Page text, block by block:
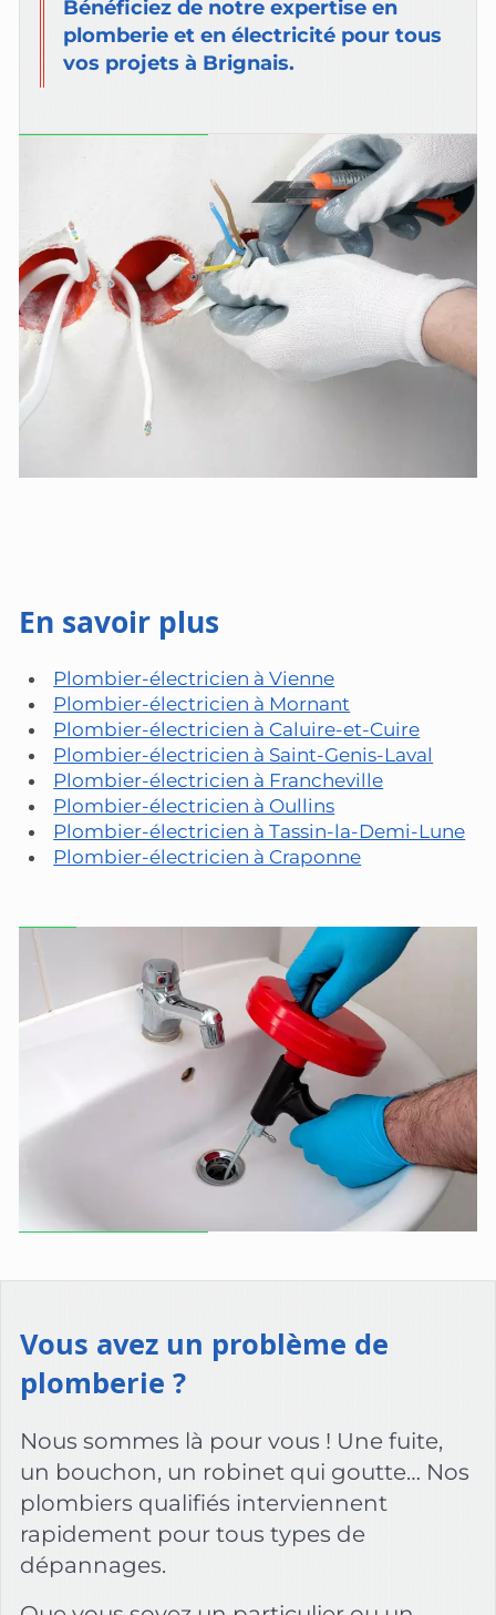
Bénéficiez de notre expertise en
plomberie et en électricité pour tous
vos projets à Brignais.
En savoir plus
Plombier-électricien à Vienne
Plombier-électricien à Mornant
Plombier-électricien à Caluire-et-Cuire
Plombier-électricien à Saint-Genis-Laval
Plombier-électricien à Francheville
Plombier-électricien à Oullins
Plombier-électricien à Tassin-la-Demi-Lune
Plombier-électricien à Craponne
Vous avez un problème de
plomberie ?
Nous sommes là pour vous ! Une fuite,
un bouchon, un robinet qui goutte… Nos
plombiers qualifiés interviennent
rapidement pour tous types de
dépannages.